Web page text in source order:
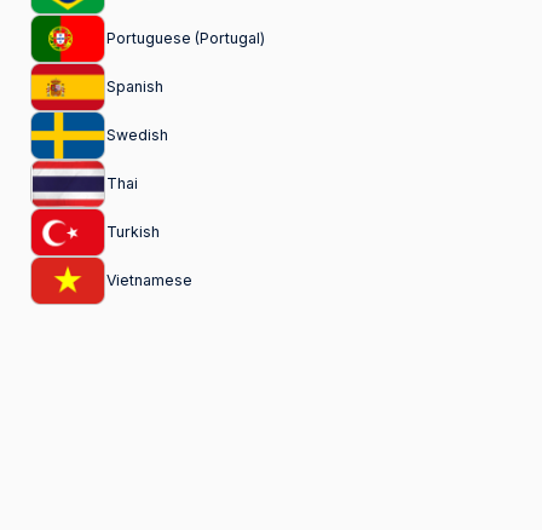
Portuguese (Portugal)
Spanish
Swedish
Thai
Turkish
Vietnamese